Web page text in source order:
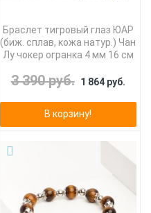
Браслет тигровый глаз ЮАР
(биж. сплав, кожа натур.) Чан
Лу чокер огранка 4 мм 16 см
3 390 руб. 1 864 руб.
В корзину!